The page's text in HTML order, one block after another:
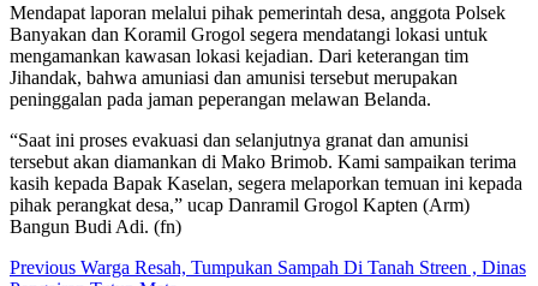
Mendapat laporan melalui pihak pemerintah desa, anggota Polsek
Banyakan dan Koramil Grogol segera mendatangi lokasi untuk
mengamankan kawasan lokasi kejadian. Dari keterangan tim
Jihandak, bahwa amuniasi dan amunisi tersebut merupakan
peninggalan pada jaman peperangan melawan Belanda.
“Saat ini proses evakuasi dan selanjutnya granat dan amunisi
tersebut akan diamankan di Mako Brimob. Kami sampaikan terima
kasih kepada Bapak Kaselan, segera melaporkan temuan ini kepada
pihak perangkat desa,” ucap Danramil Grogol Kapten (Arm)
Bangun Budi Adi. (fn)
Continue
Previous Warga Resah, Tumpukan Sampah Di Tanah Streen , Dinas